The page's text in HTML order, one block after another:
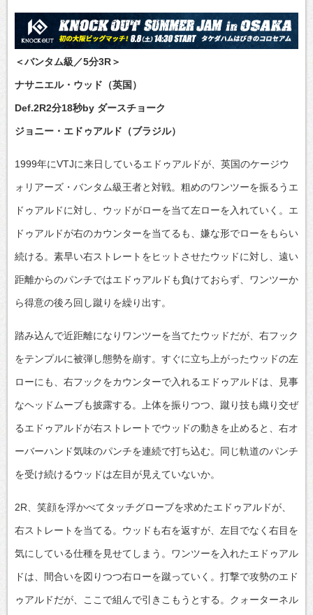
＜バンタム級／5分3R＞
ナサニエル・ウッド（英国）
Def.2R2分18秒by ダースチョーク
ジョニー・エドゥアルド（ブラジル）
1999年にVTJに来日しているエドゥアルドが、英国のケージウ
ォリアーズ・バンタム級王者と対戦。粗めのワンツーを振るうエ
ドゥアルドに対し、ウッドがローを当て左ローを入れていく。エ
ドゥアルドが右のカウンターを当てるも、嫌な形でローをもらい
続ける。素早い右ストレートをヒットさせたウッドに対し、遠い
距離からのパンチではエドゥアルドも負けておらず、ワンツーか
ら得意の後ろ回し蹴りを繰り出す。
踏み込んで近距離になりワンツーを当てたウッドだが、右フック
をテンプルに被弾し態勢を崩す。すぐに立ち上がったウッドの左
ローにも、右フックをカウンターで入れるエドゥアルドは、見事
なヘッドムーブも披露する。上体を振りつつ、蹴り技も織り交ぜ
るエドゥアルドが右ストレートでウッドの動きを止めると、右オ
ーバーハンド気味のパンチを連続で打ち込む。同じ軌道のパンチ
を受け続けるウッドは左目が見えていないか。
2R、笑顔を浮かべてタッチグローブを求めたエドゥアルドが、
右ストレートを当てる。ウッドも右を返すが、左目でなく右目を
気にしている仕種を見せてしまう。ワンツーを入れたエドゥアル
ドは、間合いを図りつつ右ローを蹴っていく。打撃で攻勢のエド
ゥアルドだが、ここで組んで引きこもうとする。クォーターネル